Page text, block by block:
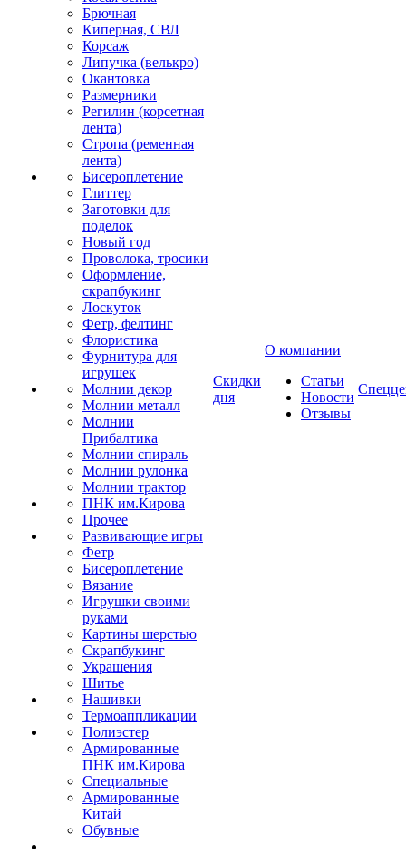
Брючная
Киперная, СВЛ
Корсаж
Липучка (велькро)
Окантовка
Размерники
Регилин (корсетная
лента)
Стропа (ременная
лента)
Бисероплетение
Глиттер
Заготовки для
поделок
Новый год
Проволока, тросики
Оформление,
скрапбукинг
Лоскуток
Фетр, фелтинг
Флористика
Фурнитура для
игрушек
Молнии декор
Молнии металл
Молнии
Прибалтика
Молнии спираль
Молнии рулонка
Молнии трактор
ПНК им.Кирова
Прочее
Развивающие игры
Фетр
Бисероплетение
Вязание
Игрушки своими
руками
Картины шерстью
Скрапбукинг
Украшения
Шитье
Нашивки
Термоаппликации
Полиэстер
Армированные
ПНК им.Кирова
Специальные
Армированные
Китай
Обувные
Скидки
дня
О компании
Статьи
Новости
Отзывы